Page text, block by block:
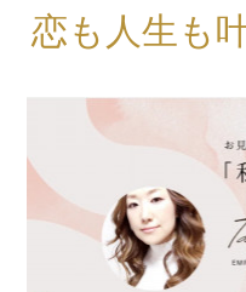
恋も人生も